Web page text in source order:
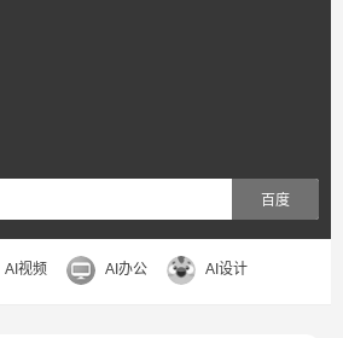
百度
AI视频 AI办公 AI设计